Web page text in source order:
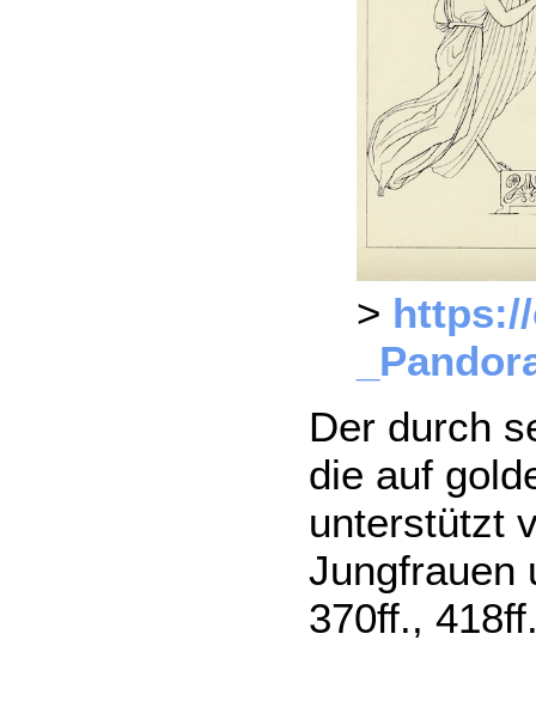
>
Der durch
die auf
unterstützt
Jungfrauen
370ff.,